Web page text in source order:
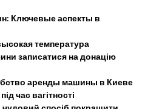
Ключевые аспекты в
температура
записатися на донацію
аренды машины в Киеве
час вагітності